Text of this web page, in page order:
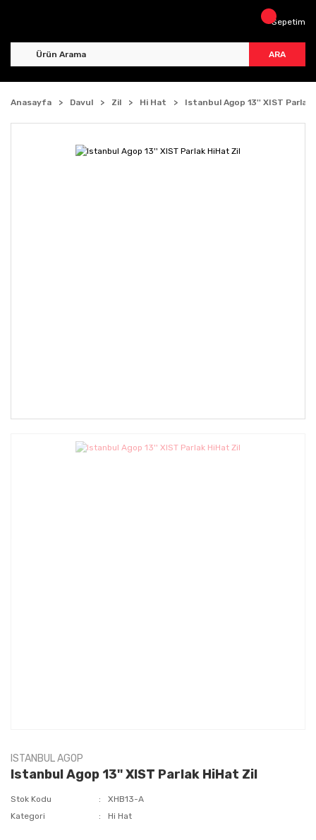
ARA
Sepetim
Anasayfa Davul Zil Hi Hat Istanbul Agop 13'' XIST Parlak
ISTANBUL AGOP
Istanbul Agop 13'' XIST Parlak HiHat Zil
Stok Kodu
XHB13-A
Kategori
Hi Hat